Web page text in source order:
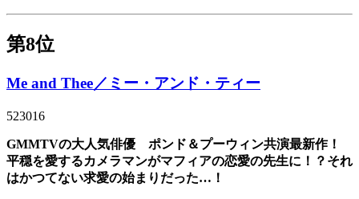
第8位
Me and Thee／ミー・アンド・ティー
523016
GMMTVの大人気俳優 ポンド＆プーウィン共演最新作！
平穏を愛するカメラマンがマフィアの恋愛の先生に！？それ
はかつてない求愛の始まりだった…！